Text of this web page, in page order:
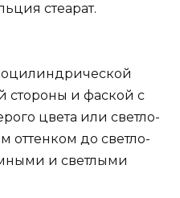
стеарат.
стороны и фаской с
цвета или светло-
оттенком до светло-
и светлыми